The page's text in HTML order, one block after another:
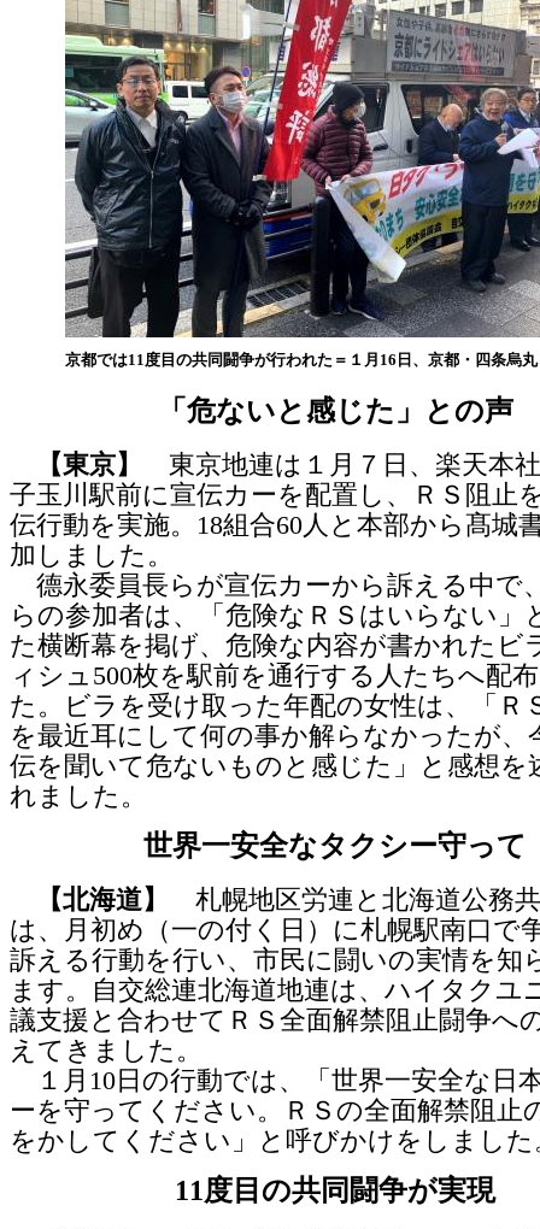
京都では11度目の共同闘争が行われた＝１月16日、京都・四条烏丸
「危ないと感じた」との声
【東京】
東京地連は１月７日、楽天本
子玉川駅前に宣伝カーを配置し、ＲＳ阻止
伝行動を実施。18組合60人と本部から髙城
加しました。
德永委員長らが宣伝カーから訴える中で
らの参加者は、「危険なＲＳはいらない」
た横断幕を掲げ、危険な内容が書かれたビ
ィシュ500枚を駅前を通行する人たちへ配
た。ビラを受け取った年配の女性は、「Ｒ
を最近耳にして何の事か解らなかったが、
伝を聞いて危ないものと感じた」と感想を
れました。
世界一安全なタクシー守って
【北海道】
札幌地区労連と北海道公務
は、月初め（一の付く日）に札幌駅南口で
訴える行動を行い、市民に闘いの実情を知
ます。自交総連北海道地連は、ハイタクユ
議支援と合わせてＲＳ全面解禁阻止闘争へ
えてきました。
１月10日の行動では、「世界一安全な日
ーを守ってください。ＲＳの全面解禁阻止
をかしてください」と呼びかけをしました
11度目の共同闘争が実現